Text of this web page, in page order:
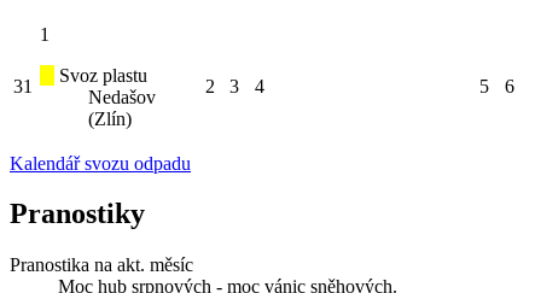
31
1
Svoz plastu
Nedašov
(Zlín)
2 3 4 5 6
Kalendář svozu odpadu
Pranostiky
Pranostika na akt. měsíc
Moc hub srpnových - moc vánic sněhových.